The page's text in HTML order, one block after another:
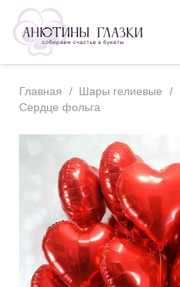
Главная / Шары гелиевые /
Сердце фольга